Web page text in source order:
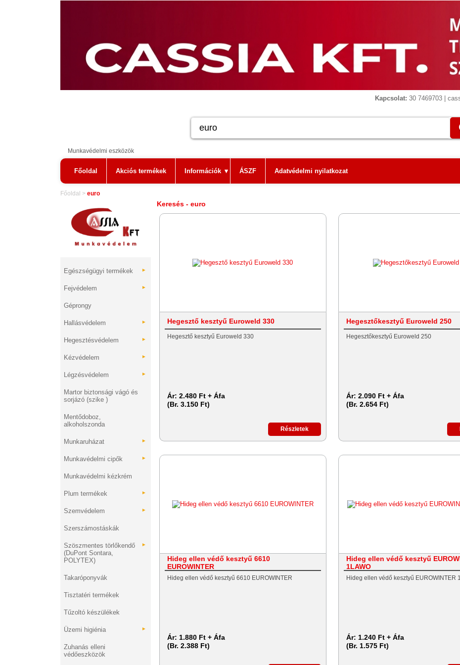
Kapcsolat: 30 7469703 |
Munkavédelmi eszközök
Főoldal Akciós termékek Információk ▾ ÁSZF Adatvédelmi nyilatkozat
Főoldal > euro
Egészségügyi termékek ►
Fejvédelem ►
Géprongy
Hallásvédelem ►
Hegesztésvédelem ►
Kézvédelem ►
Légzésvédelem ►
Martor biztonsági vágó és
sorjázó (szike )
Mentődoboz,
alkoholszonda
Munkaruházat ►
Munkavédelmi cipők ►
Munkavédelmi kézkrém
Plum termékek ►
Szemvédelem ►
Szerszámostáskák
Szöszmentes törlőkendő
(DuPont Sontara,
POLYTEX)
►
Takaróponyvák
Tisztatéri termékek
Tűzoltó készülékek
Üzemi higiénia ►
Zuhanás elleni
védőeszközök
Keresés - euro
Hegesztő kesztyű Euroweld 330
Hegesztő kesztyű Euroweld 330
Ár: 2.480 Ft + Áfa
(Br. 3.150 Ft)
Részletek
Hegesztőkesztyű Euroweld 250
Hegesztőkesztyű Euroweld 250
Ár: 2.090 Ft + Áfa
(Br. 2.654 Ft)
Hideg ellen védő kesztyű 6610
EUROWINTER
Hideg ellen védő kesztyű 6610 EUROWINTER
Ár: 1.880 Ft + Áfa
(Br. 2.388 Ft)
Hideg ellen védő kesztyű
1LAWO
Hideg ellen védő kesztyű EUROWINTER
Ár: 1.240 Ft + Áfa
(Br. 1.575 Ft)